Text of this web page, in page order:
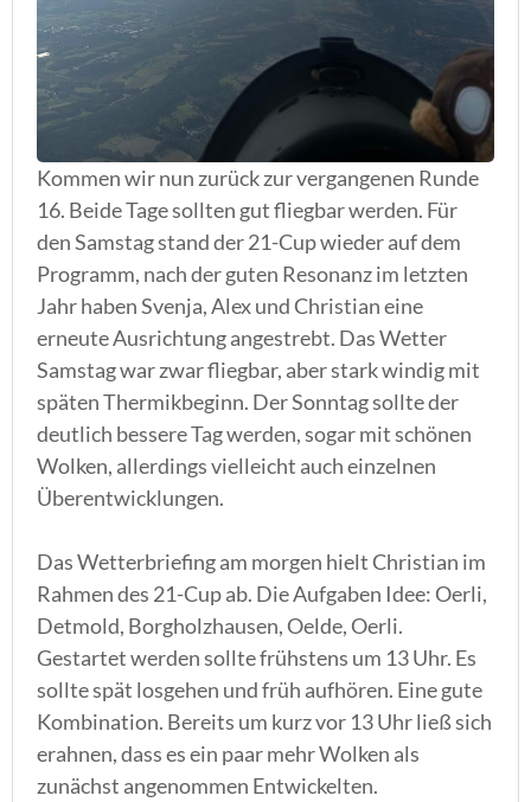
Kommen wir nun zurück zur vergangenen Runde
16. Beide Tage sollten gut fliegbar werden. Für
den Samstag stand der 21-Cup wieder auf dem
Programm, nach der guten Resonanz im letzten
Jahr haben Svenja, Alex und Christian eine
erneute Ausrichtung angestrebt. Das Wetter
Samstag war zwar fliegbar, aber stark windig mit
späten Thermikbeginn. Der Sonntag sollte der
deutlich bessere Tag werden, sogar mit schönen
Wolken, allerdings vielleicht auch einzelnen
Überentwicklungen.
Das Wetterbriefing am morgen hielt Christian im
Rahmen des 21-Cup ab. Die Aufgaben Idee: Oerli,
Detmold, Borgholzhausen, Oelde, Oerli.
Gestartet werden sollte frühstens um 13 Uhr. Es
sollte spät losgehen und früh aufhören. Eine gute
Kombination. Bereits um kurz vor 13 Uhr ließ sich
erahnen, dass es ein paar mehr Wolken als
zunächst angenommen Entwickelten.